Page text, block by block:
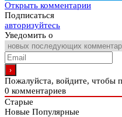
Открыть комментарии
Подписаться
авторизуйтесь
Уведомить о
Пожалуйста, войдите, чтобы
0 комментариев
Старые
Новые Популярные